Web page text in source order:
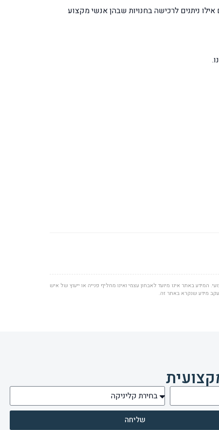
ניתנים לרכישה בחנויות שבהן אנשי מקצוע
המידע באתר אינו מיועד לאבחון עצמי ואינו מחליף פנייה או ייעוץ של איש
עקב מידע שנקרא באתר זה.
שליחה